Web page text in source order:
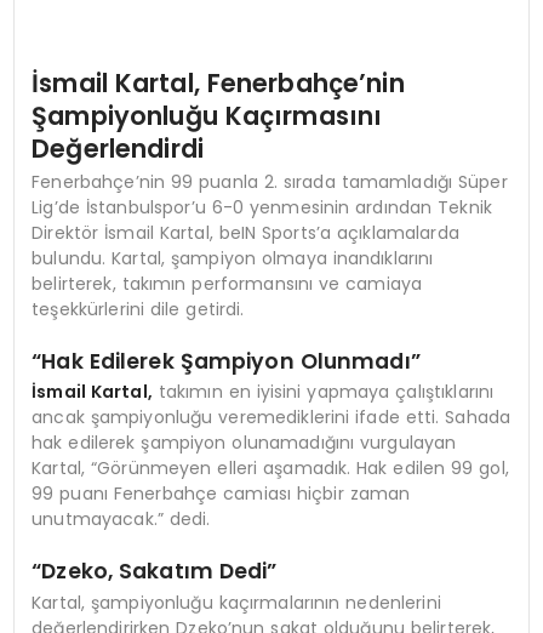
İsmail Kartal, Fenerbahçe’nin
Şampiyonluğu Kaçırmasını
Değerlendirdi
Fenerbahçe’nin 99 puanla 2. sırada tamamladığı Süper
Lig’de İstanbulspor’u 6-0 yenmesinin ardından Teknik
Direktör İsmail Kartal, beIN Sports’a açıklamalarda
bulundu. Kartal, şampiyon olmaya inandıklarını
belirterek, takımın performansını ve camiaya
teşekkürlerini dile getirdi.
“Hak Edilerek Şampiyon Olunmadı”
İsmail Kartal, takımın en iyisini yapmaya çalıştıklarını
ancak şampiyonluğu veremediklerini ifade etti. Sahada
hak edilerek şampiyon olunamadığını vurgulayan
Kartal, “Görünmeyen elleri aşamadık. Hak edilen 99 gol,
99 puanı Fenerbahçe camiası hiçbir zaman
unutmayacak.” dedi.
“Dzeko, Sakatım Dedi”
Kartal, şampiyonluğu kaçırmalarının nedenlerini
değerlendirirken Dzeko’nun sakat olduğunu belirterek,